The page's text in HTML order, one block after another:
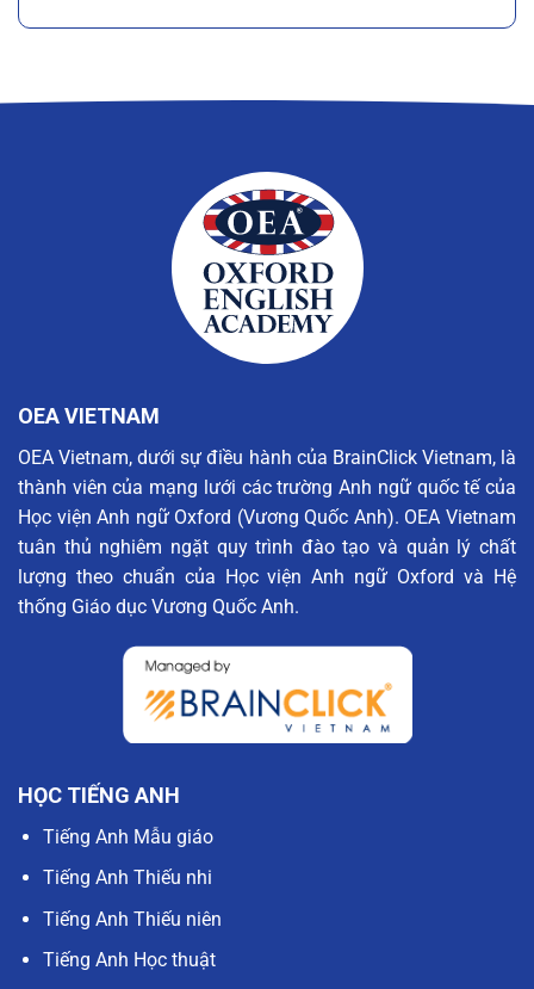
OEA VIETNAM
OEA Vietnam, dưới sự điều hành của BrainClick Vietnam, là
thành viên của mạng lưới các trường Anh ngữ quốc tế của
Học viện Anh ngữ Oxford (Vương Quốc Anh). OEA Vietnam
tuân thủ nghiêm ngặt quy trình đào tạo và quản lý chất
lượng theo chuẩn của Học viện Anh ngữ Oxford và Hệ
thống Giáo dục Vương Quốc Anh.
HỌC TIẾNG ANH
Tiếng Anh Mẫu giáo
Tiếng Anh Thiếu nhi
Tiếng Anh Thiếu niên
Tiếng Anh Học thuật